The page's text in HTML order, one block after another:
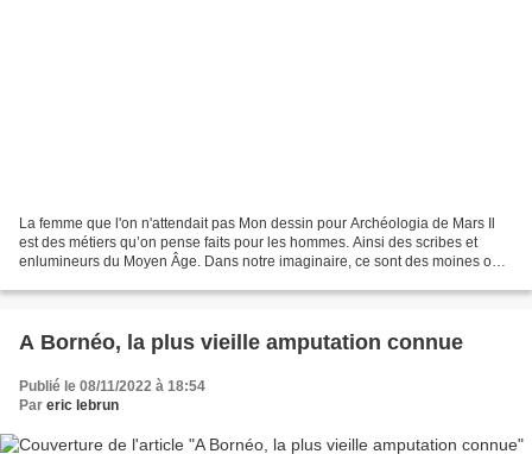
La femme que l'on n'attendait pas Mon dessin pour Archéologia de Mars Il
est des métiers qu’on pense faits pour les hommes. Ainsi des scribes et
enlumineurs du Moyen Âge. Dans notre imaginaire, ce sont des moines ou
A Bornéo, la plus vieille amputation connue
Publié le 08/11/2022 à 18:54
Par eric lebrun